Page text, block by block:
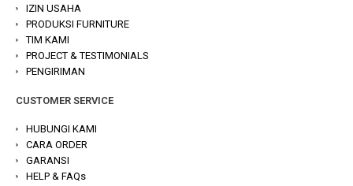
IZIN USAHA
PRODUKSI FURNITURE
TIM KAMI
PROJECT & TESTIMONIALS
PENGIRIMAN
CUSTOMER SERVICE
HUBUNGI KAMI
CARA ORDER
GARANSI
HELP & FAQs